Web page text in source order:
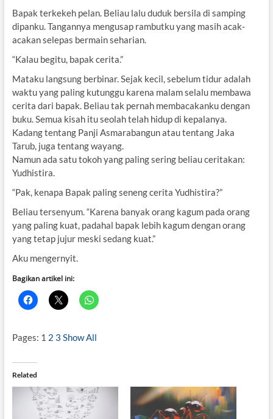
Bapak terkekeh pelan. Beliau lalu duduk bersila di samping
dipanku. Tangannya mengusap rambutku yang masih acak-
acakan selepas bermain seharian.
“Kalau begitu, bapak cerita.”
Mataku langsung berbinar. Sejak kecil, sebelum tidur adalah
waktu yang paling kutunggu karena malam selalu membawa
cerita dari bapak. Beliau tak pernah membacakanku dengan
buku. Semua kisah itu seolah telah hidup di kepalanya.
Kadang tentang Panji Asmarabangun atau tentang Jaka
Tarub, juga tentang wayang.
Namun ada satu tokoh yang paling sering beliau ceritakan:
Yudhistira.
“Pak, kenapa Bapak paling seneng cerita Yudhistira?”
Beliau tersenyum. “Karena banyak orang kagum pada orang
yang paling kuat, padahal bapak lebih kagum dengan orang
yang tetap jujur meski sedang kuat.”
Aku mengernyit.
Bagikan artikel ini:
Pages: 1 2 3 Show All
Related